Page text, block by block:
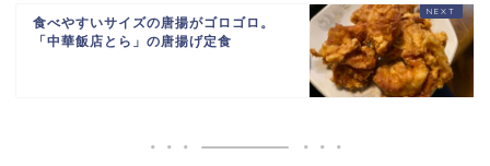
食べやすいサイズの唐揚がゴロゴロ。
「中華飯店とら」の唐揚げ定食